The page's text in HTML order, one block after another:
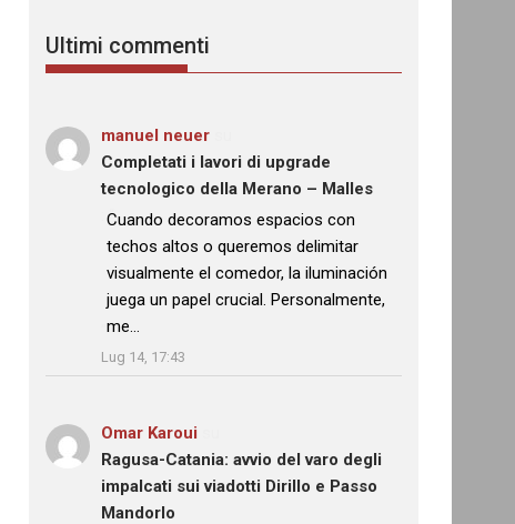
Ultimi commenti
manuel neuer
Completati i lavori di upgrade
tecnologico della Merano – Malles
: “
Cuando decoramos espacios con
techos altos o queremos delimitar
visualmente el comedor, la iluminación
juega un papel crucial. Personalmente,
me…
Lug 14, 17:43
Omar Karoui
Ragusa-Catania: avvio del varo degli
impalcati sui viadotti Dirillo e Passo
Mandorlo